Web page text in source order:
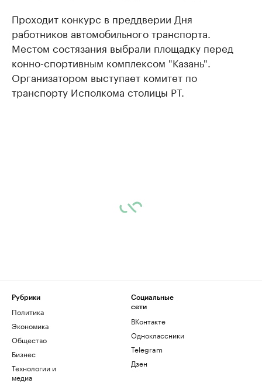
Проходит конкурс в преддверии Дня
работников автомобильного транспорта.
Местом состязания выбрали площадку перед
конно-спортивным комплексом "Казань".
Организатором выступает комитет по
транспорту Исполкома столицы РТ.
Рубрики
Политика
Экономика
Общество
Бизнес
Технологии и
медиа
Социальные
сети
ВКонтакте
Одноклассники
Telegram
Дзен